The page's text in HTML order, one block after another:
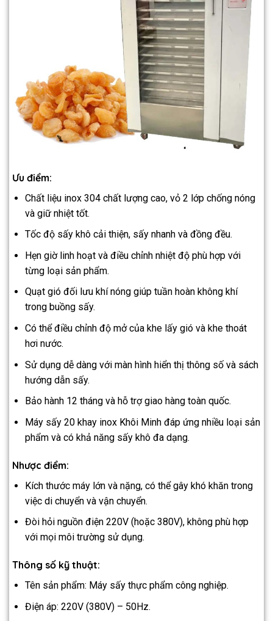
Ưu điểm:
Chất liệu inox 304 chất lượng cao, vỏ 2 lớp chống nóng
và giữ nhiệt tốt.
Tốc độ sấy khô cải thiện, sấy nhanh và đồng đều.
Hẹn giờ linh hoạt và điều chỉnh nhiệt độ phù hợp với
từng loại sản phẩm.
Quạt gió đối lưu khí nóng giúp tuần hoàn không khí
trong buồng sấy.
Có thể điều chỉnh độ mở của khe lấy gió và khe thoát
hơi nước.
Sử dụng dễ dàng với màn hình hiển thị thông số và sách
hướng dẫn sấy.
Bảo hành 12 tháng và hỗ trợ giao hàng toàn quốc.
Máy sấy 20 khay inox Khôi Minh đáp ứng nhiều loại sản
phẩm và có khả năng sấy khô đa dạng.
Nhược điểm:
Kích thước máy lớn và nặng, có thể gây khó khăn trong
việc di chuyển và vận chuyển.
Đòi hỏi nguồn điện 220V (hoặc 380V), không phù hợp
với mọi môi trường sử dụng.
Thông số kỹ thuật:
Tên sản phẩm: Máy sấy thực phẩm công nghiệp.
Điện áp: 220V (380V) – 50Hz.